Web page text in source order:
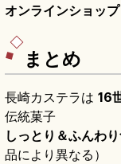
オンラインショップ
まとめ
長崎カステラは 16
伝統菓子
しっとり＆ふんわ
品により異なる）